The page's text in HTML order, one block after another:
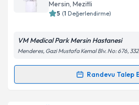
Kişisel verilerimin
'ni okudum ve kişisel
Mersin, Mezitli
5 (1 Değerlendirme)
VM Medical Park Mersin Hastanesi
Menderes, Gazi Mustafa Kemal Blv. No: 676,
Randevu Talep
Randevu Takvimi Talebi